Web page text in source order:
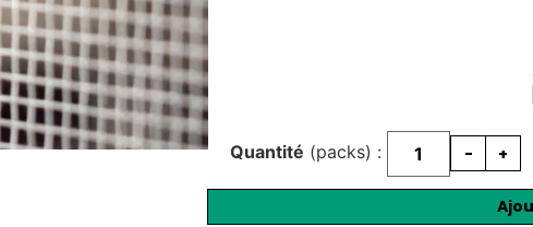
Quantité (packs) : - +